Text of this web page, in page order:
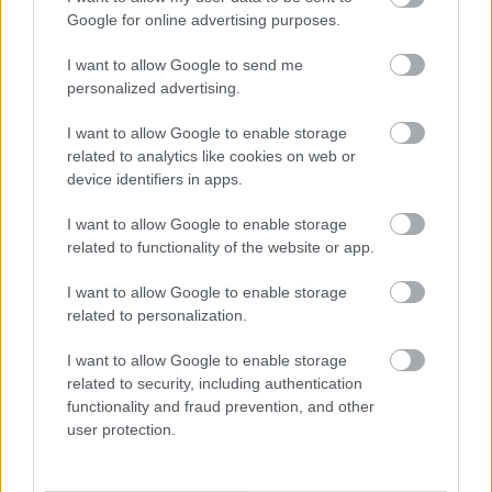
Google for online advertising purposes.
I want to allow Google to send me
personalized advertising.
I want to allow Google to enable storage
related to analytics like cookies on web or
device identifiers in apps.
I want to allow Google to enable storage
related to functionality of the website or app.
I want to allow Google to enable storage
related to personalization.
I want to allow Google to enable storage
related to security, including authentication
functionality and fraud prevention, and other
user protection.
Lúdas Matyi
alapvetőek és természetesek, amelyek nélkül nem
képzelhető el igazi cirkusz, és melyeket így, a cirkusz
nyelvét használva könnyen át tudunk adni a
Az előadások után interaktív, játékos órák is
társulnak a produkcióhoz: a biológiaórákon a
gyerekek megismerkedhetnek a háziállatokkal és a
felelős állattartásról is szó esik. A
október 11. és 23. között látható a Fővárosi
Nagycirkuszban. Az előadások kezdési időpontja és
jegyvásárlási lehetőség innenérhető el.